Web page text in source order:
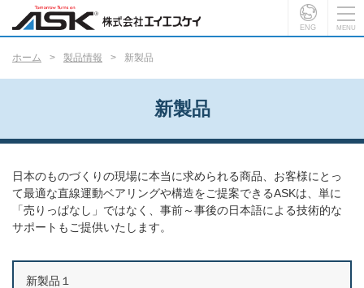
ENG
ホーム 製品情報 新製品
新製品
日本のものづくりの現場に本当に求められる商品、お客様にとっ
て最適な直線運動ベアリングや構造をご提案できるASKは、単に
「売りっぱなし」ではなく、事前～事後の日本語による技術的な
サポートもご提供いたします。
新製品１